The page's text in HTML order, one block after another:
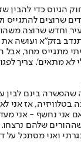
הגיוס כדי להבין
שרוצים להתגייס
וחדש שרוצה
שמתנדב בזק"א
מתגייס מחר, אבל
לא מתאים'. צריך
שהפשרה בינם לבין
בטלוויזיה, אז אני
אני נחשף - אני
ואני מסתכל על